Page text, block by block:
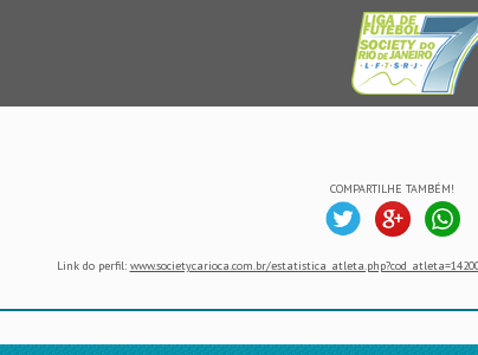
COMPARTILHE TAMBÉM!
Link do perfil: www.societycarioca.com.br/